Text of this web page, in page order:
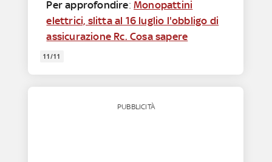
Per approfondire:Monopattini
elettrici, slitta al 16 luglio l'obbligo di
assicurazione Rc. Cosa sapere
11/11
PUBBLICITÀ